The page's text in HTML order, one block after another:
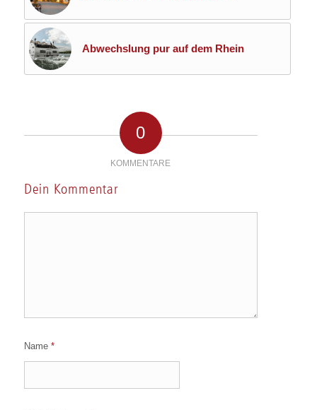
Abwechslung pur auf dem Rhein
0
KOMMENTARE
Dein Kommentar
Name *